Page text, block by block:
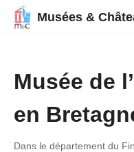
Musées &
Musée de
en
Dans le département du